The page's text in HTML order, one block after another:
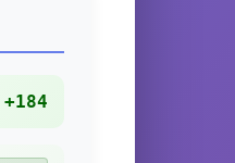
+184